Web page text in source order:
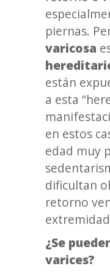
piernas.
varicosa
están
a esta
en estos
edad muy
dificultan
retorno
¿Se
varices?